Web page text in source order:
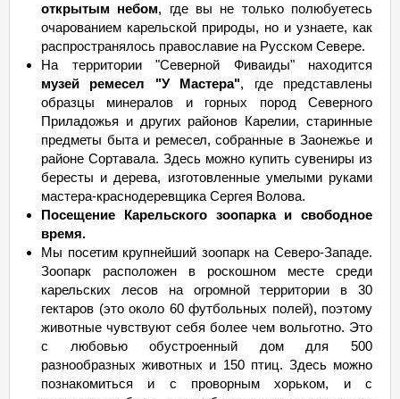
открытым небом, где вы не только полюбуетесь
очарованием карельской природы, но и узнаете, как
распространялось православие на Русском Севере.
На территории "Северной Фиваиды" находится
музей ремесел "У Мастера", где представлены
образцы минералов и горных пород Северного
Приладожья и других районов Карелии, старинные
предметы быта и ремесел, собранные в Заонежье и
районе Сортавала. Здесь можно купить сувениры из
бересты и дерева, изготовленные умелыми руками
мастера-краснодеревщика Сергея Волова.
Посещение Карельского зоопарка и свободное
время.
Мы посетим крупнейший зоопарк на Северо-Западе.
Зоопарк расположен в роскошном месте среди
карельских лесов на огромной территории в 30
гектаров (это около 60 футбольных полей), поэтому
животные чувствуют себя более чем вольготно. Это
с любовью обустроенный дом для 500
разнообразных животных и 150 птиц. Здесь можно
познакомиться и с проворным хорьком, и с